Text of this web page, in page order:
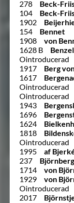
278
Beck-
104
Beck-
1902
154
Bennet
1908
von
1628 B
Ointroducerad
1917
Berg
1617
Ointroducerad
Ointroducerad
1943
1696
1624
1818
Ointroducerad
1995
af
237
Björnberg
1714
von
1929
von
Ointroducerad
2017